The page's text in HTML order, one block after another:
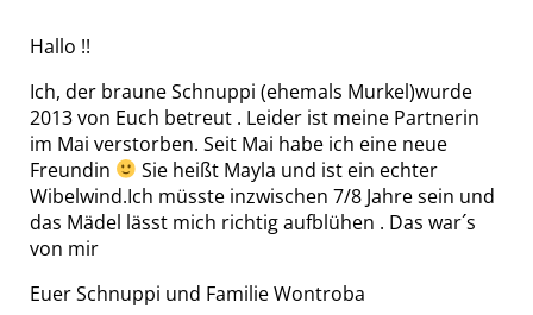
Hallo !!
Ich, der braune Schnuppi (ehemals Murkel)wurde
2013 von Euch betreut . Leider ist meine Partnerin
im Mai verstorben. Seit Mai habe ich eine neue
Freundin
Sie heißt Mayla und ist ein echter
Wibelwind.Ich müsste inzwischen 7/8 Jahre sein und
das Mädel lässt mich richtig aufblühen . Das war´s
von mir
Euer Schnuppi und Familie Wontroba